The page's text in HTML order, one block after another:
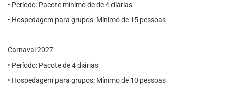
• Período: Pacote mínimo de de 4 diárias
• Hospedagem para grupos: Mínimo de 15 pessoas
Carnaval 2027
• Período: Pacote de 4 diárias
• Hospedagem para grupos: Mínimo de 10 pessoas